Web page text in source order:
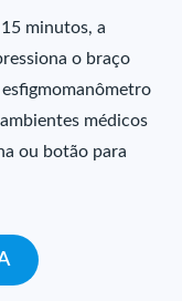
minutos, a
o braço
médicos
ou botão para